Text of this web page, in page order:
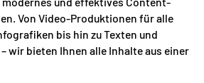
Von Video-Produktionen für alle
bis hin zu Texten und
wir bieten Ihnen alle Inhalte aus einer